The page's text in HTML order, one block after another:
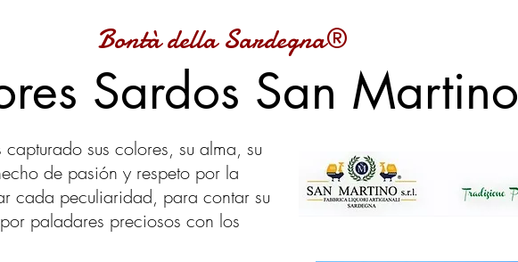
Bontà della Sardegna®
Sardos San Martino
sus colores, su alma, su
de pasión y respeto por la
cada peculiaridad, para contar su
paladares preciosos con los